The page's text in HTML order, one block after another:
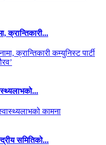
क्रान्तिकारी...
समितिको...